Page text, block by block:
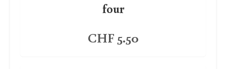
four
CHF 5.50